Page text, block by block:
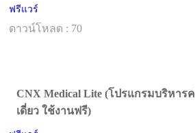
ฟรีแวร์
ดาวน์โหลด : 70
CNX Medical Lite (โปรแกรมบริหา
เดี่ยว ใช้งานฟรี)